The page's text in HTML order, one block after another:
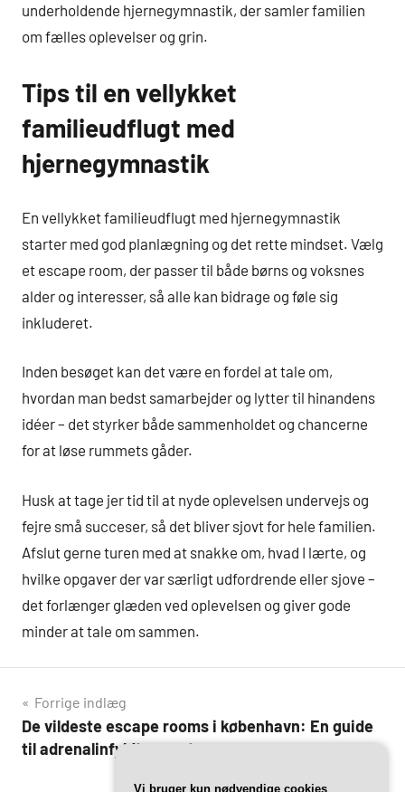
underholdende hjernegymnastik, der samler familien
om fælles oplevelser og grin.
Tips til en vellykket
familieudflugt med
hjernegymnastik
En vellykket familieudflugt med hjernegymnastik
starter med god planlægning og det rette mindset. Vælg
et escape room, der passer til både børns og voksnes
alder og interesser, så alle kan bidrage og føle sig
inkluderet.
Inden besøget kan det være en fordel at tale om,
hvordan man bedst samarbejder og lytter til hinandens
idéer – det styrker både sammenholdet og chancerne
for at løse rummets gåder.
Husk at tage jer tid til at nyde oplevelsen undervejs og
fejre små succeser, så det bliver sjovt for hele familien.
Afslut gerne turen med at snakke om, hvad I lærte, og
hvilke opgaver der var særligt udfordrende eller sjove –
det forlænger glæden ved oplevelsen og giver gode
minder at tale om sammen.
Indlægsnavigation
Forrige indlæg
De vildeste escape rooms i københavn: En guide
til adrenalinfyldte eventyr
Vi bruger kun nødvendige cookies